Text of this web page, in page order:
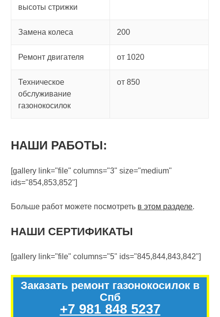
высоты стрижки
Замена колеса 200
Ремонт двигателя от 1020
Техническое
обслуживание
газонокосилок
от 850
НАШИ РАБОТЫ:
[gallery link="file" columns="3" size="medium"
ids="854,853,852"]
Больше работ можете посмотреть в этом разделе.
НАШИ СЕРТИФИКАТЫ
[gallery link="file" columns="5" ids="845,844,843,842"]
Заказать ремонт газонокосилок в
Спб
+7 981 848 5237